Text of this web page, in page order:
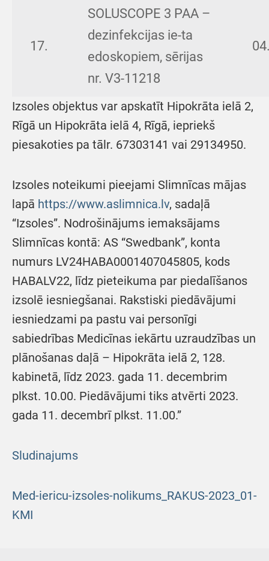
17.
SOLUSCOPE 3 PAA –
dezinfekcijas ie-ta
edoskopiem, sērijas
nr. V3-11218
Izsoles objektus var apskatīt Hipokrāta ielā 2,
Rīgā un Hipokrāta ielā 4, Rīgā, iepriekš
piesakoties pa tālr. 67303141 vai 29134950.
Izsoles noteikumi pieejami Slimnīcas mājas
lapā https://www.aslimnica.lv, sadaļā
“Izsoles”. Nodrošinājums iemaksājams
Slimnīcas kontā: AS “Swedbank”, konta
numurs LV24HABA0001407045805, kods
HABALV22, līdz pieteikuma par piedalīšanos
izsolē iesniegšanai. Rakstiski piedāvājumi
iesniedzami pa pastu vai personīgi
sabiedrības Medicīnas iekārtu uzraudzības un
plānošanas daļā – Hipokrāta ielā 2, 128.
kabinetā, līdz 2023. gada 11. decembrim
plkst. 10.00. Piedāvājumi tiks atvērti 2023.
gada 11. decembrī plkst. 11.00.”
Sludinajums
Med-iericu-izsoles-nolikums_RAKUS-2023_01-
KMI